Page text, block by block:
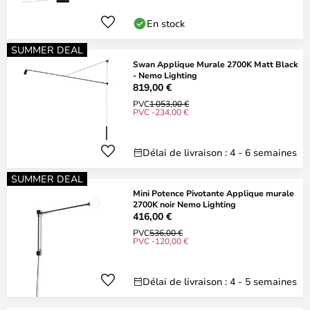
En stock
SUMMER DEAL
Swan Applique Murale 2700K Matt Black
- Nemo Lighting
819,00 €
PVC1 053,00 €
PVC -234,00 €
Délai de livraison : 4 - 6 semaines
SUMMER DEAL
Mini Potence Pivotante Applique murale
2700K noir Nemo Lighting
416,00 €
PVC536,00 €
PVC -120,00 €
Délai de livraison : 4 - 5 semaines